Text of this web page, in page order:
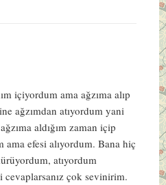
içiyordum ama ağzıma alıp
ağzımdan atıyordum yani
aldığım zaman içip
ama efesi alıyordum. Bana hiç
atıyordum
çok sevinirim.